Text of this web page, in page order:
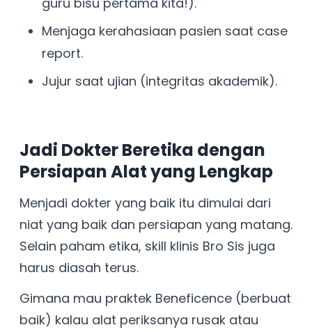
Menjaga kerahasiaan pasien saat case
report.
Jujur saat ujian (integritas akademik).
Jadi Dokter Beretika dengan
Persiapan Alat yang Lengkap
Menjadi dokter yang baik itu dimulai dari
niat yang baik dan persiapan yang matang.
Selain paham etika, skill klinis Bro Sis juga
harus diasah terus.
Gimana mau praktek Beneficence (berbuat
baik) kalau alat periksanya rusak atau